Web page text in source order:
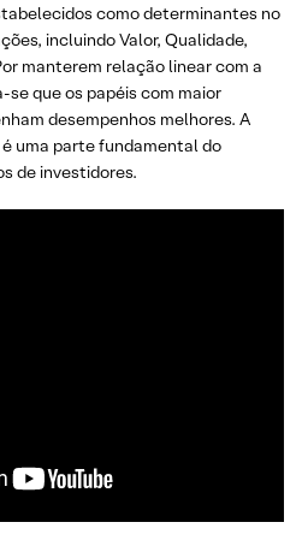
como determinantes no
incluindo Valor, Qualidade,
manterem relação linear com a
que os papéis com maior
desempenhos melhores. A
uma parte fundamental do
de investidores.